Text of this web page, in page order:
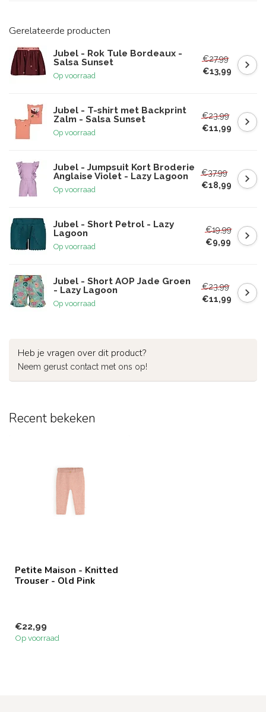
Gerelateerde producten
Jubel - Rok Tule Bordeaux -
Salsa Sunset
Op voorraad
€27,99
€13,99
Jubel - T-shirt met Backprint
Zalm - Salsa Sunset
Op voorraad
€23,99
€11,99
Jubel - Jumpsuit Kort Broderie
Anglaise Violet - Lazy Lagoon
Op voorraad
€37,99
€18,99
Jubel - Short Petrol - Lazy
Lagoon
Op voorraad
€19,99
€9,99
Jubel - Short AOP Jade Groen
- Lazy Lagoon
Op voorraad
€23,99
€11,99
Heb je vragen over dit product?
Neem gerust contact met ons op!
Recent bekeken
Petite Maison - Knitted
Trouser - Old Pink
€22,99
Op voorraad